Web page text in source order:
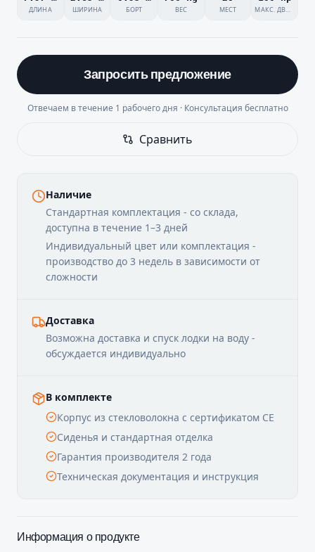
ДЛИНА ШИРИНА БОРТ ВЕС МЕСТ МАКС. ДВИГАТЕЛЬ
Запросить предложение
Отвечаем в течение 1 рабочего дня · Консультация бесплатно
Сравнить
Наличие
Стандартная комплектация - со склада,
доступна в течение 1–3 дней
Индивидуальный цвет или комплектация -
производство до 3 недель в зависимости от
сложности
Доставка
Возможна доставка и спуск лодки на воду -
обсуждается индивидуально
В комплекте
Корпус из стекловолокна с сертификатом CE
Сиденья и стандартная отделка
Гарантия производителя 2 года
Техническая документация и инструкция
Информация о продукте